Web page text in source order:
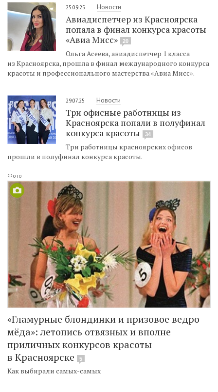
25.09.25 Новости
Авиадиспетчер из Красноярска
попала в финал конкурса красоты
«Авиа Мисс»
20
Ольга Асеева, авиадиспетчер 1 класса
из Красноярска, прошла в финал международного конкурса
красоты и профессионального мастерства «Авиа Мисс».
29.07.25 Новости
Три офисные работницы из
Красноярска попали в полуфинал
конкурса красоты
34
Три работницы красноярских офисов
прошли в полуфинал конкурса красоты.
Фото
«Гламурные блондинки и призовое ведро
мёда»: летопись отвязных и вполне
приличных конкурсов красоты
в Красноярске
5
Как выбирали самых-самых